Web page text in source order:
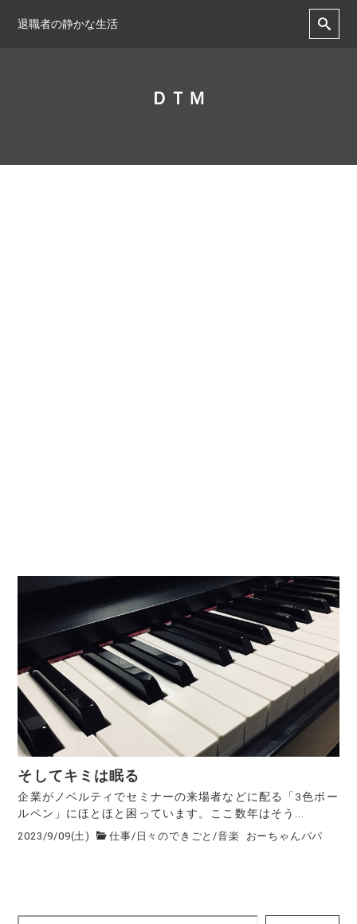
退職者の静かな生活
ＤＴＭ
そしてキミは眠る
企業がノベルティでセミナーの来場者などに配る「3色ボー
ルペン」にほとほと困っています。ここ数年はそう...
2023/9/09(土) 仕事/ 日々のできごと /音楽 おーちゃんパパ